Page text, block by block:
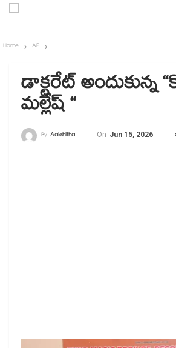
Home AP
డాక్టరేట్ అందుకున్న
మల్లేష్ “
By Aakshitha On Jun 15, 2026